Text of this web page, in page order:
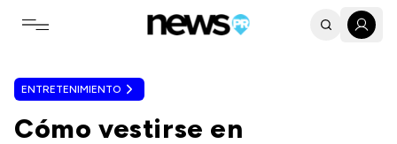
Toggle navigation menu
ENTRETENIMIENTO
Cómo vestirse en